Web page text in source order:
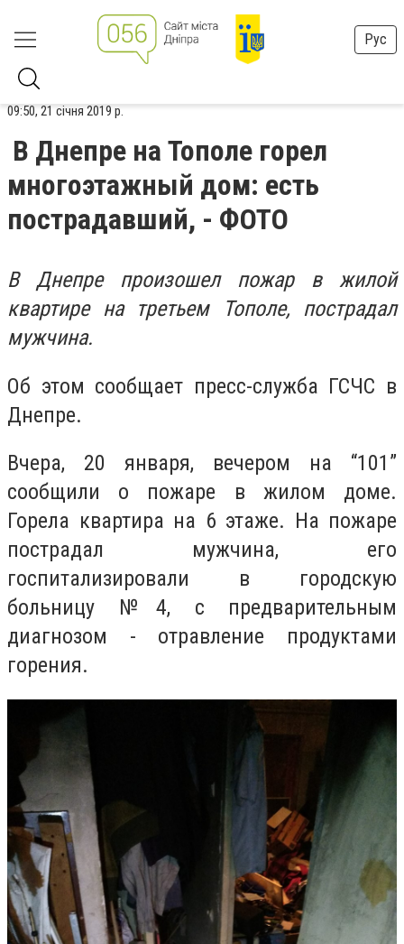
Рус
09:50, 21 січня 2019 р.
В Днепре на Тополе горел
многоэтажный дом: есть
пострадавший, - ФОТО
В Днепре произошел пожар в жилой
квартире на третьем Тополе, пострадал
мужчина.
Об этом сообщает пресс-служба ГСЧС в
Днепре.
Вчера, 20 января, вечером на “101”
сообщили о пожаре в жилом доме.
Горела квартира на 6 этаже. На пожаре
пострадал мужчина, его
госпитализировали в городскую
больницу №4, с предварительным
диагнозом - отравление продуктами
горения.